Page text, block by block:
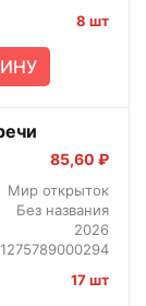
8 шт
85,60 ₽
Мир открыток
Без названия
2026
17 шт